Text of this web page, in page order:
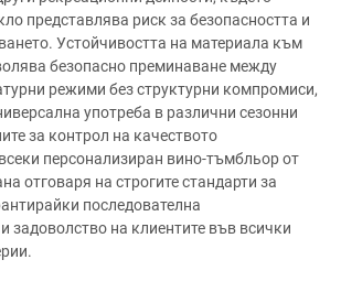
представлява риск за безопасността и
Устойчивостта на материала към
безопасно преминаване между
режими без структурни компромиси,
употреба в различни сезонни
за контрол на качеството
персонализиран вино-тъмбльор от
отговаря на строгите стандарти за
последователна
задоволство на клиентите във всички